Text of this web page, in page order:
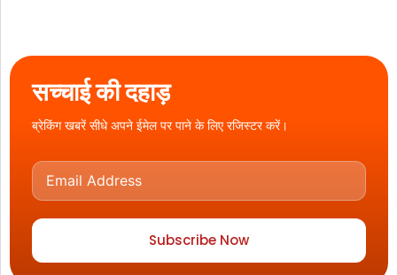
सच्चाई की दहाड़
ब्रेकिंग खबरें सीधे अपने ईमेल पर पाने के लिए रजिस्टर करें।
Subscribe Now